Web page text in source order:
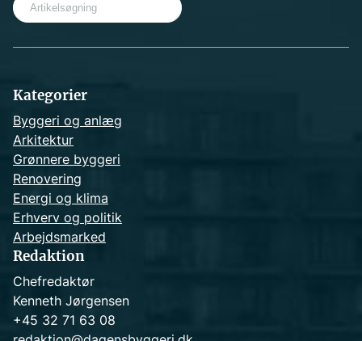
Kategorier
Byggeri og anlæg
Arkitektur
Grønnere byggeri
Renovering
Energi og klima
Erhverv og politik
Arbejdsmarked
Redaktion
Chefredaktør
Kenneth Jørgensen
+45 32 71 63 08